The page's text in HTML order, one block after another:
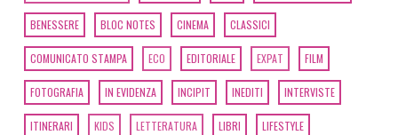
BENESSERE BLOC NOTES CINEMA CLASSICI
COMUNICATO STAMPA ECO EDITORIALE EXPAT FILM
FOTOGRAFIA IN EVIDENZA INCIPIT INEDITI INTERVISTE
ITINERARI KIDS LETTERATURA LIBRI LIFESTYLE